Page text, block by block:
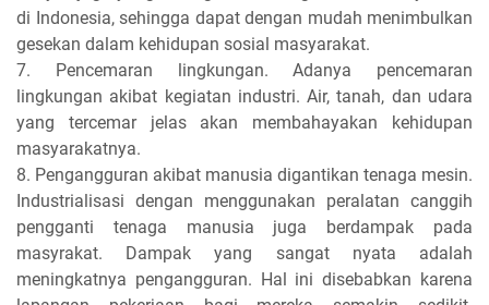
di Indonesia, sehingga dapat dengan mudah menimbulkan
gesekan dalam kehidupan sosial masyarakat.
7. Pencemaran lingkungan. Adanya pencemaran
lingkungan akibat kegiatan industri. Air, tanah, dan udara
yang tercemar jelas akan membahayakan kehidupan
masyarakatnya.
8. Pengangguran akibat manusia digantikan tenaga mesin.
Industrialisasi dengan menggunakan peralatan canggih
pengganti tenaga manusia juga berdampak pada
masyrakat. Dampak yang sangat nyata adalah
meningkatnya pengangguran. Hal ini disebabkan karena